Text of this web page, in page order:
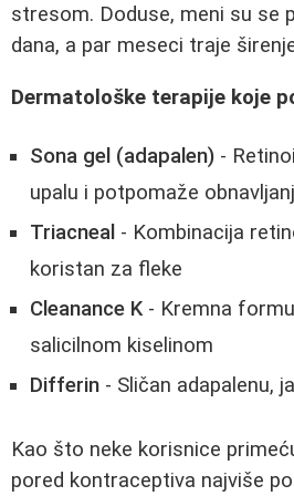
stresom. Doduse, meni su se
dana, a par meseci traje
Dermatološke terapije koje
Sona gel (adapalen) -
upalu i potpomaže
Triacneal - Kombinacija
koristan za fleke
Cleanance K- Kremna
salicilnom kiselinom
Differin - Sličan adapalenu,
Kao što neke korisnice
pored kontraceptiva najviše